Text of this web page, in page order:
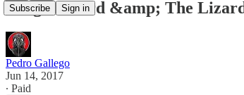
Subscribe Sign in
King Gizzard &amp; The
Pedro Gallego
Jun 14, 2017
∙ Paid